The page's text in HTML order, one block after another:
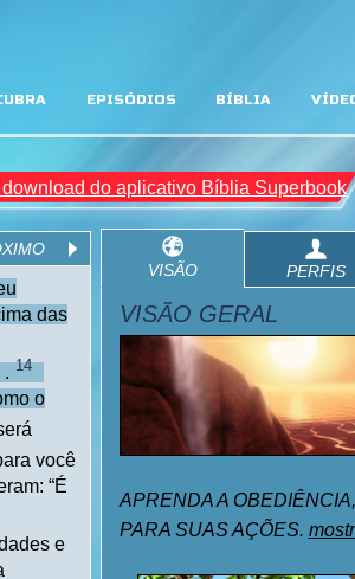
EPISÓDIOS BÍBLIA